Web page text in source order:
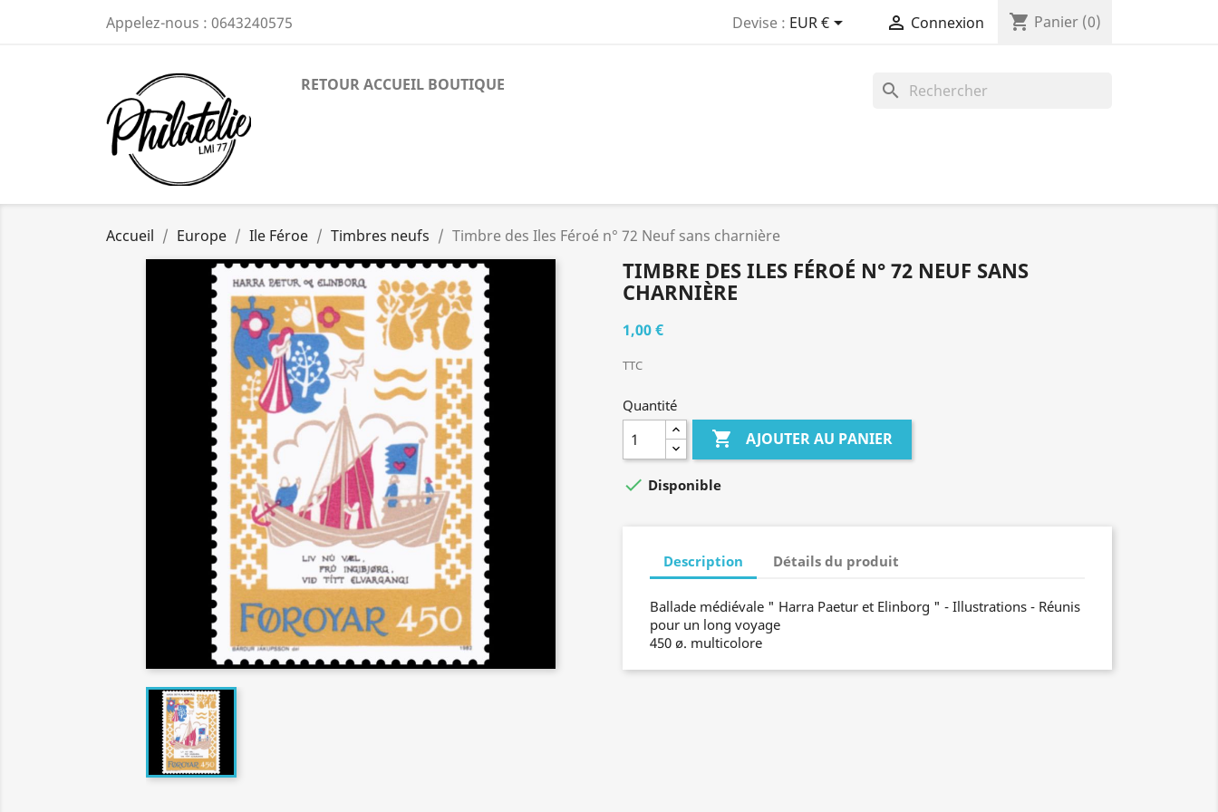
Appelez-nous : 0643240575 Devise : EUR €  Connexion shopping_cart Panier (0)
RETOUR ACCUEIL BOUTIQUE search
Accueil Europe Ile Féroe Timbres neufs Timbre des Iles Féroé n° 72 Neuf sans charnière
TIMBRE DES ILES FÉROÉ N° 72 NEUF SANS
CHARNIÈRE
1,00 €
TTC
Quantité
 AJOUTER AU PANIER
 Disponible
Description Détails du produit
Ballade médiévale " Harra Paetur et Elinborg " - Illustrations - Réunis
pour un long voyage
450 ø. multicolore